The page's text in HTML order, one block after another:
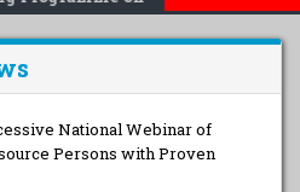
National Webinar of
Persons with Proven